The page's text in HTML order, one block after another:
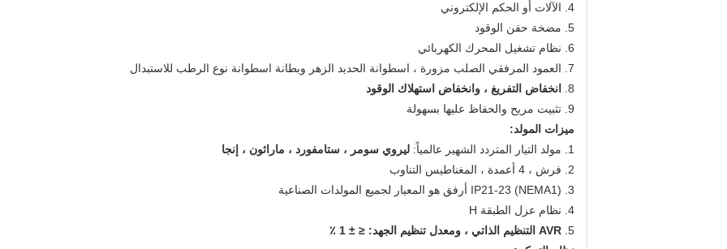
4. الآلات أو الحكم الإلكتروني
5. مضخة حقن الوقود
6. نظام تشغيل المحرك الكهربائي
7. العمود المرفقي الصلب مزورة ، اسطوانة الحديد الزهر وبطانة اسطوانة نوع الرطب للاستبدال
8.
انخفاض التفريغ ، وانخفاض استهلاك الوقود
9. تثبيت مريح والحفاظ عليها بسهولة
ميزات المولد:
1. مولد التيار المتردد الشهير عالمياً:
ليروي سومر ، ستامفورد ، ماراثون ، إنجا
2. فرش ، 4 أعمدة ، المغناطيس التناوب
3. IP21-23 (NEMA1) أرفق هو المعيار لجميع المولدات الصناعية
4. نظام عزل الطبقة H
5. AVR التنظيم الذاتي ، ومعدل تنظيم الجهد: ≤ ± 1 ٪